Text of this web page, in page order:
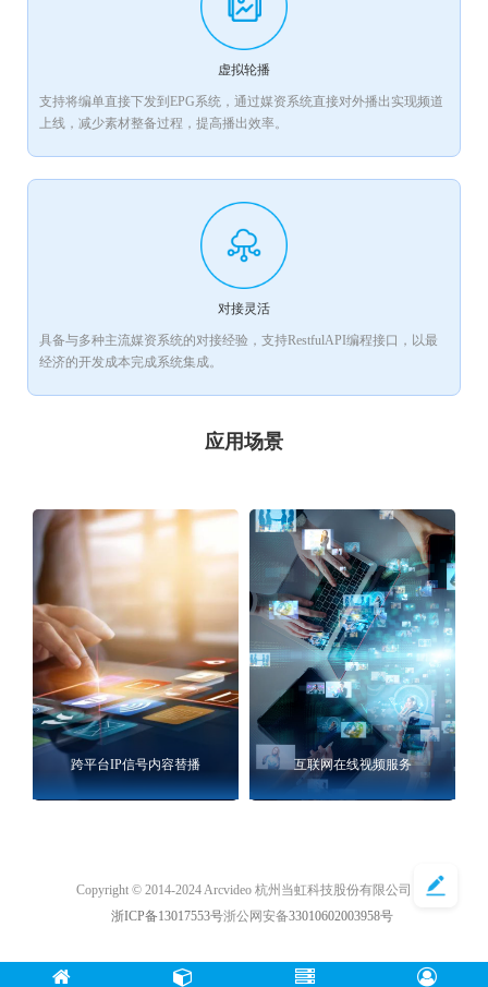
虚拟轮播
支持将编单直接下发到EPG系统，通过媒资系统直接对外播出实现频道
上线，减少素材整备过程，提高播出效率。
对接灵活
具备与多种主流媒资系统的对接经验，支持RestfulAPI编程接口，以最
经济的开发成本完成系统集成。
应用场景
跨平台IP信号内容替播 互联网在线视频服务
Copyright © 2014-2024 Arcvideo 杭州当虹科技股份有限公司
浙ICP备13017553号浙公网安备33010602003958号